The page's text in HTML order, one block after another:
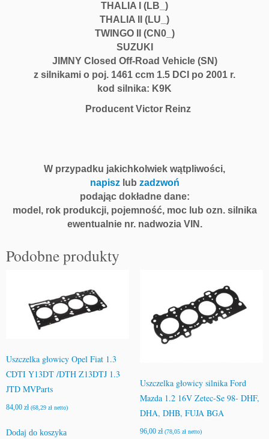
THALIA I (LB_)
THALIA II (LU_)
TWINGO II (CN0_)
SUZUKI
JIMNY Closed Off-Road Vehicle (SN)
z silnikami o poj. 1461 ccm 1.5 DCI po 2001 r.
kod silnika: K9K
Producent Victor Reinz
W przypadku jakichkolwiek wątpliwości,
napiszlub zadzwoń
podając dokładne dane:
model, rok produkcji, pojemność, moc lub ozn. silnika
ewentualnie nr. nadwozia VIN.
Podobne produkty
Uszczelka głowicy Opel Fiat 1.3
CDTI Y13DT /DTH Z13DTJ 1.3
JTD MVParts
84,00 zł (68,29 zł netto)
Dodaj do koszyka
Uszczelka głowicy silnika Ford
Mazda 1.2 16V Zetec-Se 98- DHF,
DHA, DHB, FUJA BGA
96,00 zł (78,05 złnetto)